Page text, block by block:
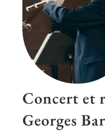
Concert et
Georges